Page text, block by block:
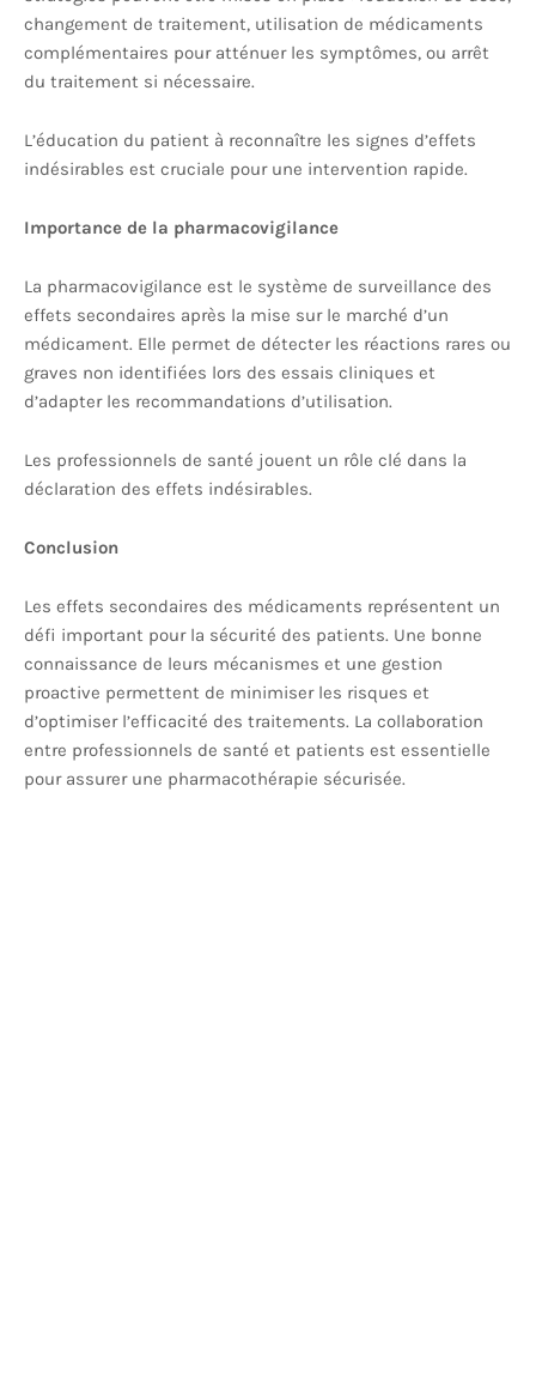
changement de traitement, utilisation de médicaments
complémentaires pour atténuer les symptômes, ou arrêt
du traitement si nécessaire.
L’éducation du patient à reconnaître les signes d’effets
indésirables est cruciale pour une intervention rapide.
Importance de la pharmacovigilance
La pharmacovigilance est le système de surveillance des
effets secondaires après la mise sur le marché d’un
médicament. Elle permet de détecter les réactions rares ou
graves non identifiées lors des essais cliniques et
d’adapter les recommandations d’utilisation.
Les professionnels de santé jouent un rôle clé dans la
déclaration des effets indésirables.
Conclusion
Les effets secondaires des médicaments représentent un
défi important pour la sécurité des patients. Une bonne
connaissance de leurs mécanismes et une gestion
proactive permettent de minimiser les risques et
d’optimiser l’efficacité des traitements. La collaboration
entre professionnels de santé et patients est essentielle
pour assurer une pharmacothérapie sécurisée.